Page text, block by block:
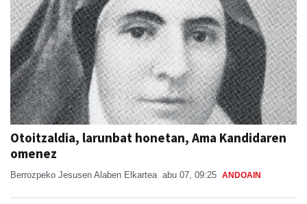
Otoitzaldia, larunbat honetan, Ama Kandidaren
omenez
Berrozpeko Jesusen Alaben Elkartea abu 07, 09:25 ANDOAIN